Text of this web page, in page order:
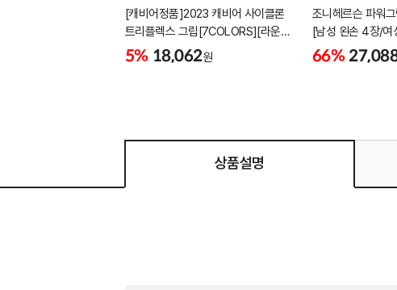
[캐비어정품]2023 캐비어 사이클론
트리플렉스 그립[7COLORS][라운드]
[39g/42g/46g/50g][R/S 토크]
5% 18,062원
조니헤르슨 파워
[남성 왼손 4장/여
[화이트][케이스
66%
상품설명